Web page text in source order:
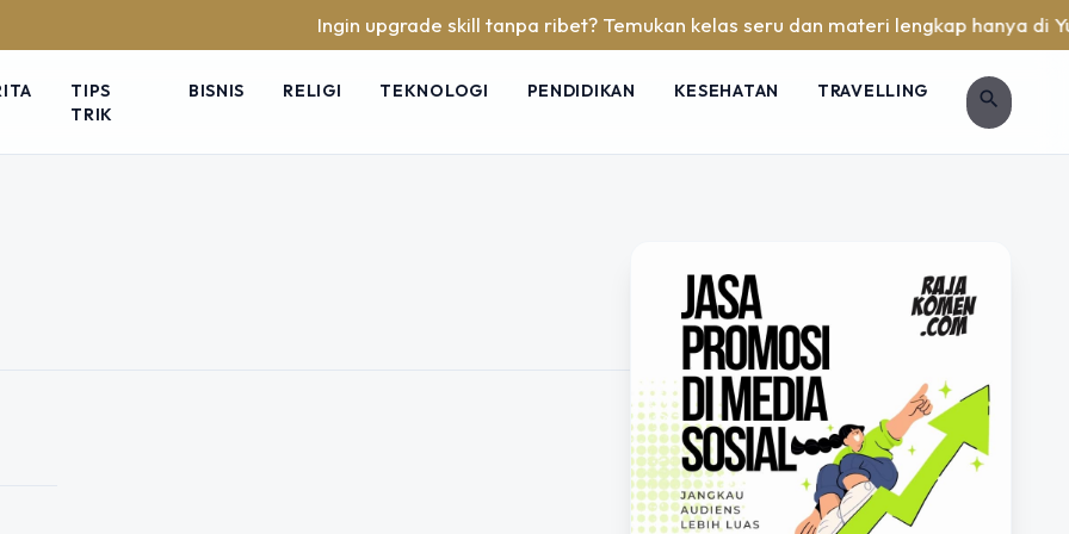
Ingin upgrade skill tanpa ribet? Temukan kelas seru dan materi lengkap hanya di
TIPS
TRIK
BISNIS RELIGI TEKNOLOGI PENDIDIKAN KESEHATAN TRAVELLING search
Ini
Brand Lewat
menjadi kunci utama agar sebuah